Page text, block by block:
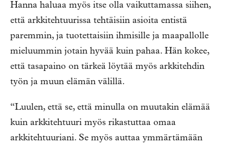
Hanna haluaa myös itse olla vaikuttamassa siihen,
että arkkitehtuurissa tehtäisiin asioita entistä
paremmin, ja tuotettaisiin ihmisille ja maapallolle
mieluummin jotain hyvää kuin pahaa. Hän kokee,
että tasapaino on tärkeä löytää myös arkkitehdin
työn ja muun elämän välillä.
“Luulen, että se, että minulla on muutakin elämää
kuin arkkitehtuuri myös rikastuttaa omaa
arkkitehtuuriani. Se myös auttaa ymmärtämään